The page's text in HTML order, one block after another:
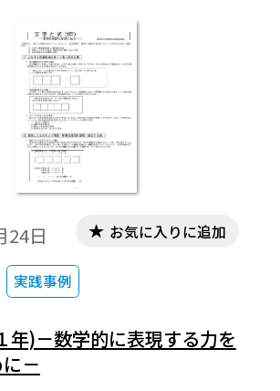
，生徒の実態，取り扱い上の
構成。
24日
実践事例
お気に入りに追加
年)－数学的に表現する力を
－